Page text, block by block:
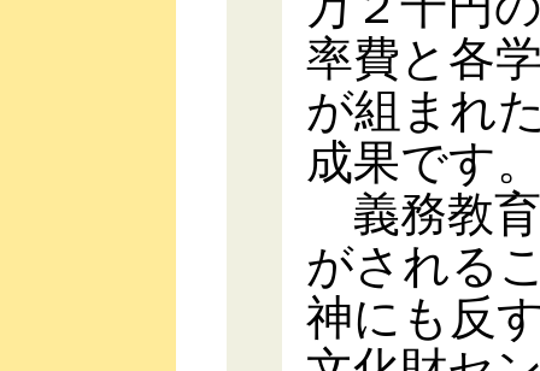
率費と各
が組まれ
成果です
義務教
がされる
神にも反